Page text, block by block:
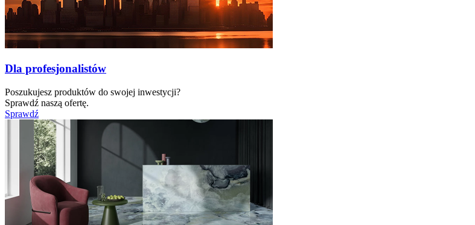
Dla profesjonalistów
Poszukujesz produktów do swojej inwestycji?
Sprawdź naszą ofertę.
Sprawdź